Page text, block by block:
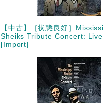
【中古】［状態良好］
Sheiks Tribute Concert: Live
[Import]